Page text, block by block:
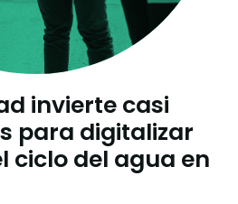
invierte casi
para digitalizar
ciclo del agua en